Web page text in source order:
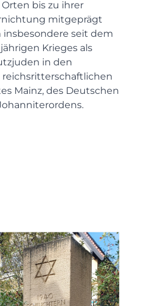
bis zu ihrer
mitgeprägt
insbesondere seit dem
Krieges als
in den
reichsritterschaftlichen
Mainz, des Deutschen